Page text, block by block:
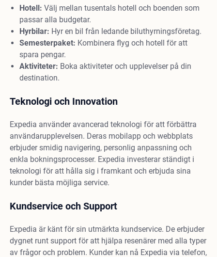
Hotell: Välj mellan tusentals hotell och boenden som
passar alla budgetar.
Hyrbilar: Hyr en bil från ledande biluthyrningsföretag.
Semesterpaket: Kombinera flyg och hotell för att
spara pengar.
Aktiviteter: Boka aktiviteter och upplevelser på din
destination.
Teknologi och Innovation
Expedia använder avancerad teknologi för att förbättra
användarupplevelsen. Deras mobilapp och webbplats
erbjuder smidig navigering, personlig anpassning och
enkla bokningsprocesser. Expedia investerar ständigt i
teknologi för att hålla sig i framkant och erbjuda sina
kunder bästa möjliga service.
Kundservice och Support
Expedia är känt för sin utmärkta kundservice. De erbjuder
dygnet runt support för att hjälpa resenärer med alla typer
av frågor och problem. Kunder kan nå Expedia via telefon,